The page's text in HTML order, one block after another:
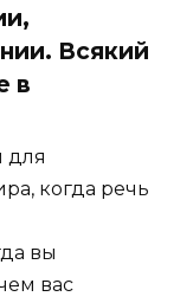
Всякий
в
для
когда речь
вы
вас